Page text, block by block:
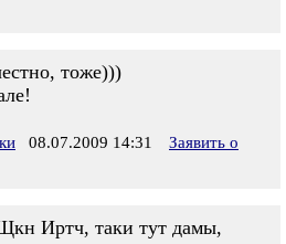
тоже)))
08.07.2009 14:31
Заявить о
Иртч, таки тут дамы,